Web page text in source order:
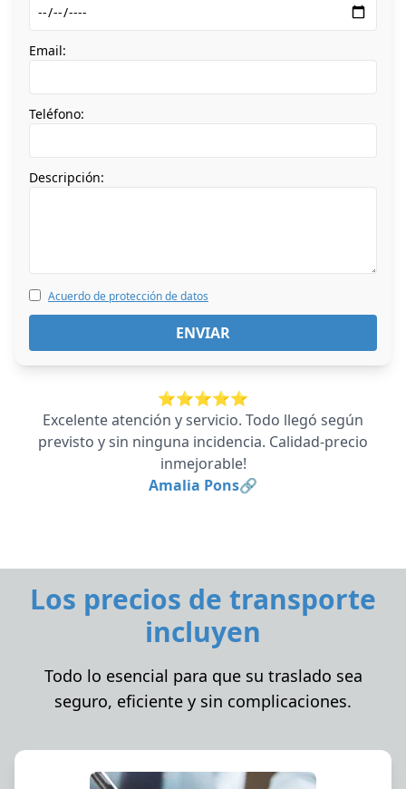
Email:
Teléfono:
Descripción:
Acuerdo de protección de datos
⭐⭐⭐⭐⭐
Excelente atención y servicio. Todo llegó según
previsto y sin ninguna incidencia. Calidad-precio
inmejorable!
Amalia Pons🔗
Los precios de transporte
incluyen
Todo lo esencial para que su traslado sea
seguro, eficiente y sin complicaciones.